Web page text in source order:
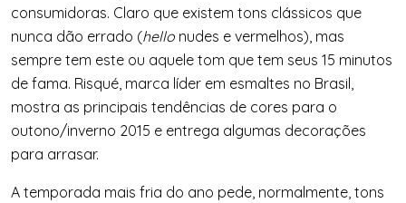
consumidoras. Claro que existem tons clássicos que
nunca dão errado (hello nudes e vermelhos), mas
sempre tem este ou aquele tom que tem seus 15 minutos
de fama. Risqué, marca líder em esmaltes no Brasil,
mostra as principais tendências de cores para o
outono/inverno 2015 e entrega algumas decorações
para arrasar.
A temporada mais fria do ano pede, normalmente, tons